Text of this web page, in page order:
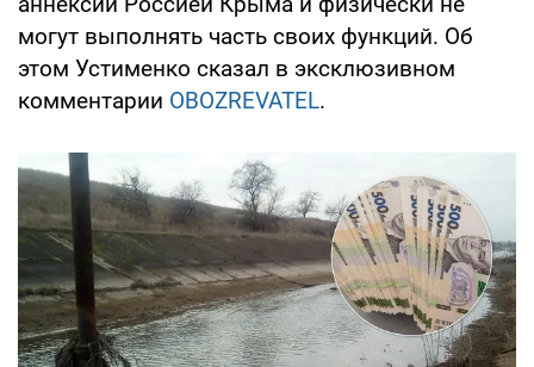
могут выполнять часть своих функций. Об
этом Устименко сказал в эксклюзивном
комментарии OBOZREVATEL.